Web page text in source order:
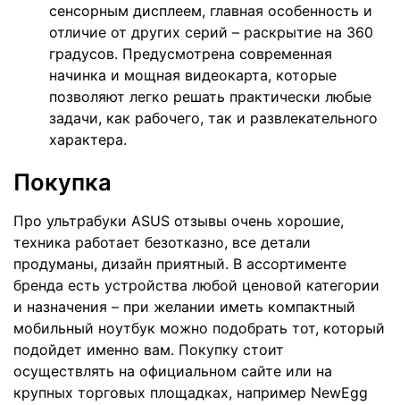
сенсорным дисплеем, главная особенность и
отличие от других серий – раскрытие на 360
градусов. Предусмотрена современная
начинка и мощная видеокарта, которые
позволяют легко решать практически любые
задачи, как рабочего, так и развлекательного
характера.
Покупка
Про ультрабуки ASUS отзывы очень хорошие,
техника работает безотказно, все детали
продуманы, дизайн приятный. В ассортименте
бренда есть устройства любой ценовой категории
и назначения – при желании иметь компактный
мобильный ноутбук можно подобрать тот, который
подойдет именно вам. Покупку стоит
осуществлять на официальном сайте или на
крупных торговых площадках, например NewEgg